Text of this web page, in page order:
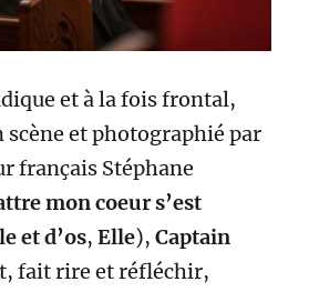
et à la fois frontal,
et photographié par
français Stéphane
mon coeur s’est
et d’os,Elle),Captain
fait rire et réfléchir,